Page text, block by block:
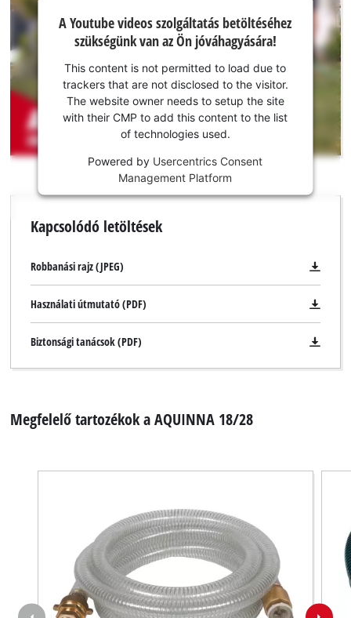
A Youtube
szolgáltatás
betöltéséhez
szükségünk
van az Ön
jóváhagyására!
This
content
is
permitted
disclosed
website
add
A Youtube videos szolgáltatás betöltéséhez
szükségünk van az Ön jóváhagyására!
This content is not permitted to load due to
trackers that are not disclosed to the visitor.
The website owner needs to setup the site
with their CMP to add this content to the list
of technologies used.
Powered by Usercentrics Consent
Management Platform
Kapcsolódó letöltések
Robbanási rajz (JPEG)
Használati útmutató (PDF)
Biztonsági tanácsok (PDF)
Megfelelő tartozékok a AQUINNA 18/28